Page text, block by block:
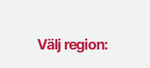
Välj region: